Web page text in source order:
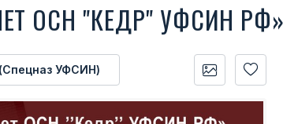
ОСН "КЕДР" УФСИН
УФСИН)